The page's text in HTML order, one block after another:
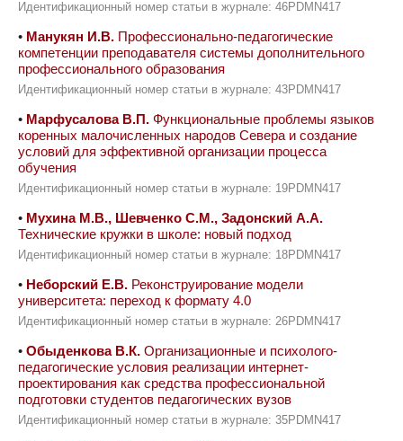
Идентификационный номер статьи в журнале: 46PDMN417
• Манукян И.В. Профессионально-педагогические
компетенции преподавателя системы дополнительного
профессионального образования
Идентификационный номер статьи в журнале: 43PDMN417
• Марфусалова В.П. Функциональные проблемы языков
коренных малочисленных народов Севера и создание
условий для эффективной организации процесса
обучения
Идентификационный номер статьи в журнале: 19PDMN417
• Мухина М.В., Шевченко С.М., Задонский А.А.
Технические кружки в школе: новый подход
Идентификационный номер статьи в журнале: 18PDMN417
• Неборский Е.В. Реконструирование модели
университета: переход к формату 4.0
Идентификационный номер статьи в журнале: 26PDMN417
• Обыденкова В.К. Организационные и психолого-
педагогические условия реализации интернет-
проектирования как средства профессиональной
подготовки студентов педагогических вузов
Идентификационный номер статьи в журнале: 35PDMN417